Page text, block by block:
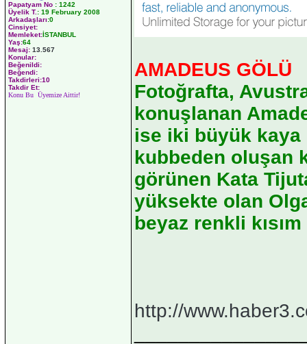
Papatyam No : 1242
Üyelik T.: 19 February 2008
Arkadaşları:0
Cinsiyet:
Memleket:İSTANBUL
Yaş:64
Mesaj: 13.567
Konular:
Beğenildi:
Beğendi:
Takdirleri:10
Takdir Et:
Konu Bu Üyemize Aittir!
AMADEUS GÖLÜ
Fotoğrafta,
konuşlanan
ise iki büyük
kubbeden oluşan
görünen Kata
yüksekte olan
beyaz renkli
http://